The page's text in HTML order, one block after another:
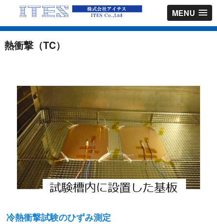
MENU
熱衝撃（TC）
冷熱衝撃試験のひずみ測定